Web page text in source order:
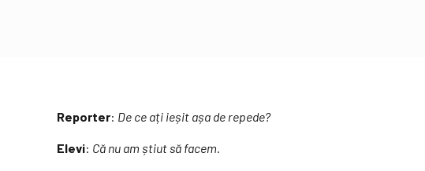
Reporter: De ce ați ieșit așa de repede?
Elevi: Că nu am știut să facem.